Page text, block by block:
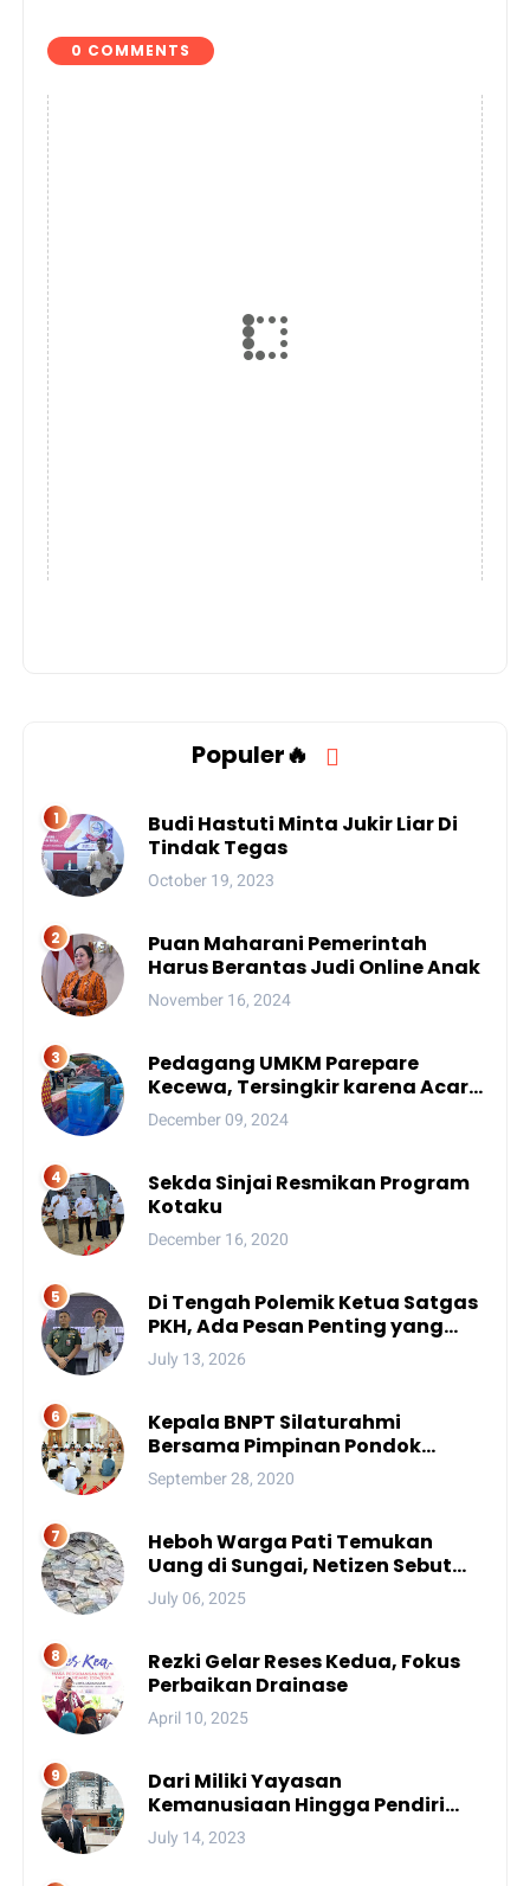
0 COMMENTS
Populer🔥
Budi Hastuti Minta Jukir Liar Di
Tindak Tegas
October 19, 2023
Puan Maharani Pemerintah
Harus Berantas Judi Online Anak
November 16, 2024
Pedagang UMKM Parepare
Kecewa, Tersingkir karena Acara
Besar
December 09, 2024
Sekda Sinjai Resmikan Program
Kotaku
December 16, 2020
Di Tengah Polemik Ketua Satgas
PKH, Ada Pesan Penting yang
Ditegaskan ke Publik
July 13, 2026
Kepala BNPT Silaturahmi
Bersama Pimpinan Pondok
Pesantren Se-Sulsel
September 28, 2020
Heboh Warga Pati Temukan
Uang di Sungai, Netizen Sebut
Fenomena Aneh
July 06, 2025
Rezki Gelar Reses Kedua, Fokus
Perbaikan Drainase
April 10, 2025
Dari Miliki Yayasan
Kemanusiaan Hingga Pendiri
Unhan, Begini Profil Bro Rivai
Putra Sulsel Yang Promosi
July 14, 2023